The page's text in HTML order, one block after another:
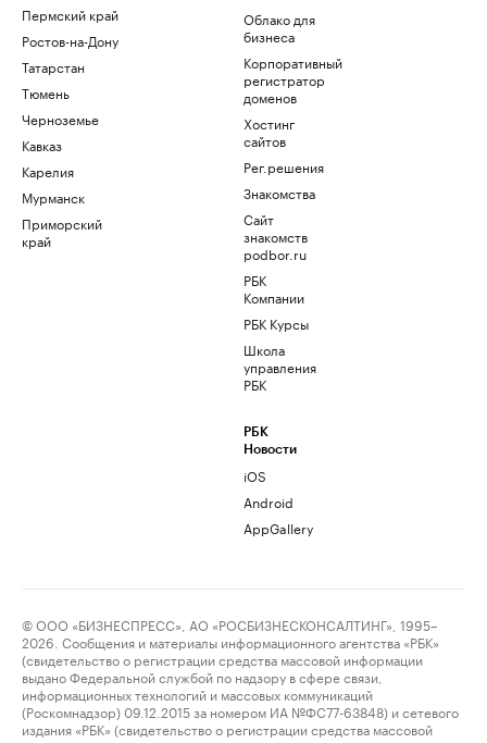
Пермский край
Ростов-на-Дону
Татарстан
Тюмень
Черноземье
Кавказ
Карелия
Мурманск
Приморский
край
Облако для
бизнеса
Корпоративный
регистратор
доменов
Хостинг
сайтов
Рег.решения
Знакомства
Сайт
знакомств
podbor.ru
РБК
Компании
РБК Курсы
Школа
управления
РБК
РБК
Новости
iOS
Android
AppGallery
© ООО «БИЗНЕСПРЕСС», АО «РОСБИЗНЕСКОНСАЛТИНГ», 1995–
2026. Сообщения и материалы информационного агентства «РБК»
(свидетельство о регистрации средства массовой информации
выдано Федеральной службой по надзору в сфере связи,
информационных технологий и массовых коммуникаций
(Роскомнадзор) 09.12.2015 за номером ИА №ФС77-63848) и сетевого
издания «РБК» (свидетельство о регистрации средства массовой